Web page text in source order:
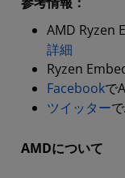
AMD Ryzen
詳細
Ryzen
Facebookで
ツイッター
AMDについて